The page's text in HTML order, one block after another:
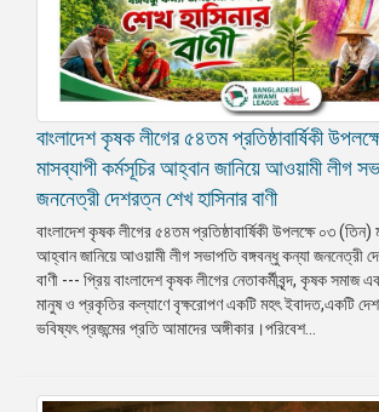
ইশতেহার
⁨বাংলাদেশ কৃষক লীগের ৫৪তম প্রতিষ্ঠাবার্ষিকী
মাসব্যাপী কর্মসূচির আহ্বান জানিয়ে আওয়ামী লীগ
জননেত্রী দেশরত্ন শেখ হাসিনার বাণী
⁨বাংলাদেশ কৃষক লীগের ৫৪তম প্রতিষ্ঠাবার্ষিকী উপলক্ষে ০৩ (তিন)
আহ্বান জানিয়ে আওয়ামী লীগ সভাপতি বঙ্গবন্ধু কন্যা জননেত্রী
বাণী --- প্রিয় বাংলাদেশ কৃষক লীগের নেতাকর্মীবৃন্দ, কৃষক সমাজ
মানুষ ও প্রকৃতির কল্যাণে বৃক্ষরোপণ একটি মহৎ ইবাদত,একটি
ভবিষ্যৎ প্রজন্মের প্রতি আমাদের অঙ্গীকার।পরিবেশ...